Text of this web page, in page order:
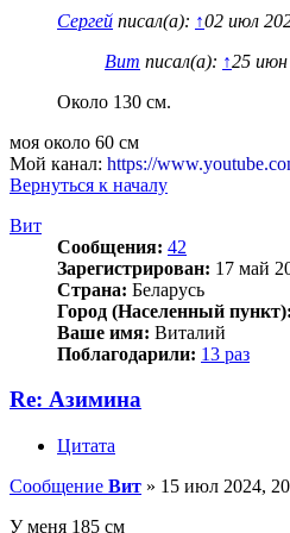
Сергей писал(а): ↑02 июл
Вит писал(а): ↑25 июн
Около 130 см.
моя около 60 см
Мой канал: https://
Вернуться к началу
Вит
Сообщения: 42
Зарегистрирован: 17 май
Страна: Беларусь
Город (Населенный пункт):
Ваше имя: Виталий
Поблагодарили: 13 раз
Re: Азимина
Цитата
Сообщение Вит » 15 июл 2024,
У меня 185 см